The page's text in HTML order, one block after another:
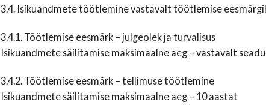
3.4. Isikuandmete töötlemine vastavalt töötlemise
3.4.1. Töötlemise eesmärk – julgeolek ja turvalisus
Isikuandmete säilitamise maksimaalne aeg – vastavalt
3.4.2. Töötlemise eesmärk – tellimuse töötlemine
Isikuandmete säilitamise maksimaalne aeg – 10 aastat